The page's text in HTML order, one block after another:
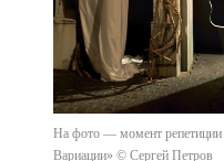
На фото — момент репетиции
Вариации» © Сергей Петров